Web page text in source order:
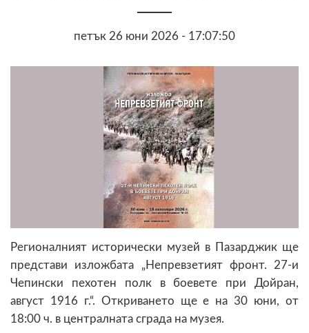
петък 26 юни 2026 - 17:07:50
Регионалният исторически музей в Пазарджик ще
представи изложбата „Непревзетият фронт. 27-и
Чепински пехотен полк в боевете при Дойран,
август 1916 г.“. Откриването ще е на 30 юни, от
18:00 ч. в централната сграда на музея.